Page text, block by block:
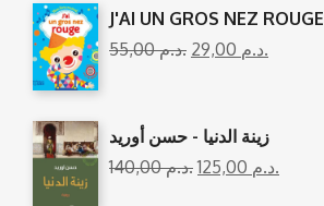
J'AI UN GROS NEZ ROUGE
55,00
د.م. 29,00 د.م.
زينة الدنيا - حسن أوريد
140,00
د.م. 125,00 د.م.